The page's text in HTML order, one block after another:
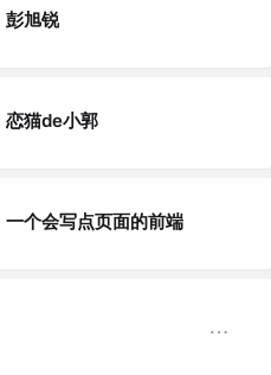
彭旭锐
恋猫de小郭
一个会写点页面的前端